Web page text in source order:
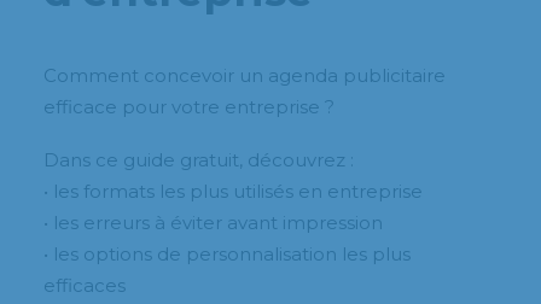
Comment concevoir un agenda publicitaire
efficace pour votre entreprise ?
Dans ce guide gratuit, découvrez :
• les formats les plus utilisés en entreprise
• les erreurs à éviter avant impression
• les options de personnalisation les plus
efficaces